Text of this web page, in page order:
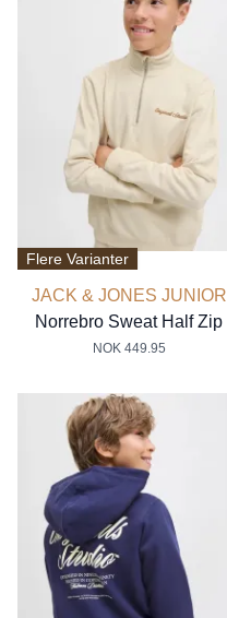
Flere Varianter
JACK & JONES JUNIOR
Norrebro Sweat Half Zip
NOK 449.95